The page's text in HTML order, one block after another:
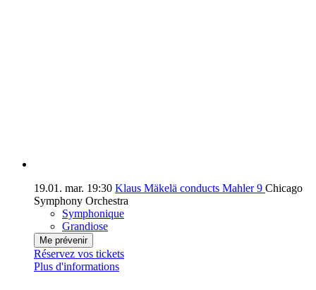
19.01. mar. 19:30 Klaus Mäkelä conducts Mahler 9 Chicago
Symphony Orchestra
Symphonique
Grandiose
Me prévenir
Réservez vos tickets
Plus d'informations